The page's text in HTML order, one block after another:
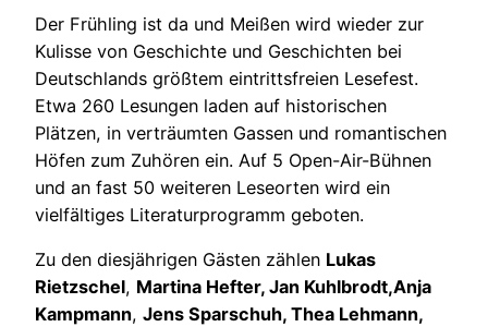
Der Frühling ist da und Meißen wird wieder zur
Kulisse von Geschichte und Geschichten bei
Deutschlands größtem eintrittsfreien Lesefest.
Etwa 260 Lesungen laden auf historischen
Plätzen, in verträumten Gassen und romantischen
Höfen zum Zuhören ein. Auf 5 Open-Air-Bühnen
und an fast 50 weiteren Leseorten wird ein
vielfältiges Literaturprogramm geboten.
Zu den diesjährigen Gästen zählen Lukas
Rietzschel, Martina Hefter, Jan Kuhlbrodt,Anja
Kampmann, Jens Sparschuh, Thea Lehmann,